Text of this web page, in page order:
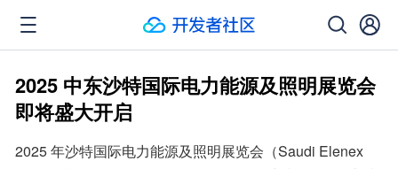
2025 中东沙特国际电力能源及照明展览会
即将盛大开启
2025 年沙特国际电力能源及照明展览会（Saudi Elenex